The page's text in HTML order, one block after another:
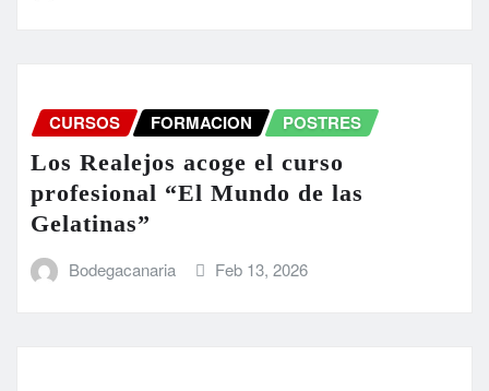
CURSOS FORMACION POSTRES
Los Realejos acoge el curso
profesional “El Mundo de las
Gelatinas”
Bodegacanaria Feb 13, 2026